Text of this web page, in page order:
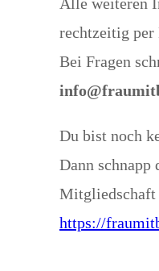
rechtzeitig
Bei Fragen
Du bist noch
Dann schnapp
Mitgliedschaft
https://